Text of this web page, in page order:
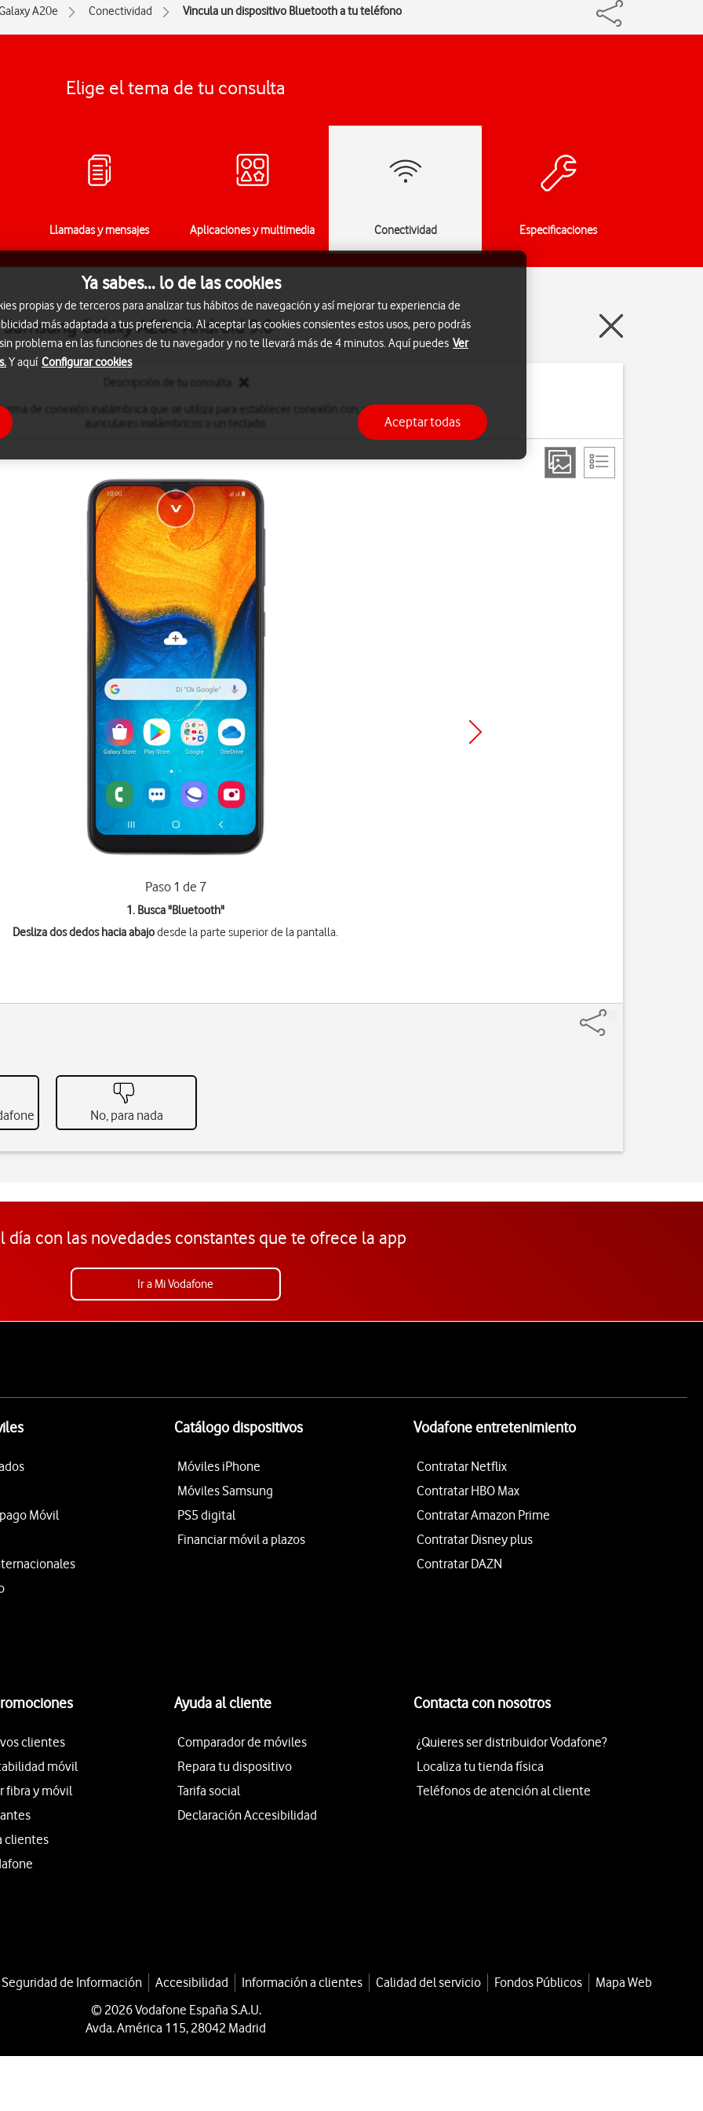
A20e Conectividad Vincula un dispositivo Bluetooth a tu teléfono
Elige el tema de tu consulta
Llamadas y mensajes Aplicaciones y multimedia Conectividad Especificaciones
Galaxy A20e Android 9.0
de conexión inalámbrica que se utiliza para establecer conexión con, por ejemplo, unos
Paso 1 de 7
1. Busca "Bluetooth"
Desliza dos dedos hacia abajodesde la parte superior de la pantalla.
No, para nada
día con las novedades constantes que te ofrece la app
Ir a Mi Vodafone
Móvil
Catálogo dispositivos
Móviles iPhone
Móviles Samsung
PS5 digital
Financiar móvil a plazos
Vodafone entretenimiento
Contratar Netflix
Contratar HBO Max
Contratar Amazon Prime
Contratar Disney plus
Contratar DAZN
clientes
móvil
fibra y móvil
clientes
Ayuda al cliente
Comparador de móviles
Repara tu dispositivo
Tarifa social
Declaración Accesibilidad
Contacta con nosotros
¿Quieres ser distribuidor Vodafone?
Localiza tu tienda física
Teléfonos de atención al cliente
de Información Accesibilidad Información a clientes Calidad del servicio Fondos Públicos
Mapa Web
© 2026 Vodafone España S.A.U.
Avda. América 115, 28042 Madrid
Ya sabes... lo de las cookies
propias y de terceros para analizar tus hábitos de navegación y así mejorar tu experiencia de
más adaptada a tus preferencia. Al aceptar las cookies consientes estos usos, pero podrás
problema en las funciones de tu navegador y no te llevará más de 4 minutos. Aquí puedes Ver
Y aquí Configurar cookies
Aceptar todas